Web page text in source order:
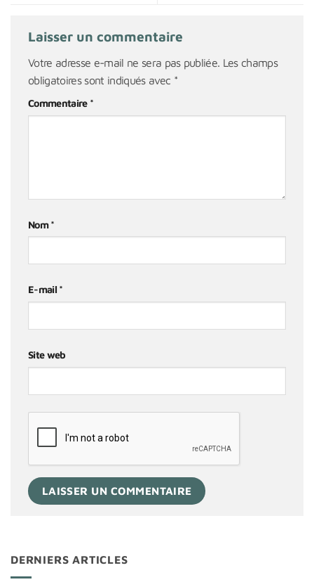
Laisser un commentaire
Votre adresse e-mail ne sera pas publiée. Les champs
obligatoires sont indiqués avec *
Commentaire *
Nom*
E-mail *
Site web
DERNIERS ARTICLES